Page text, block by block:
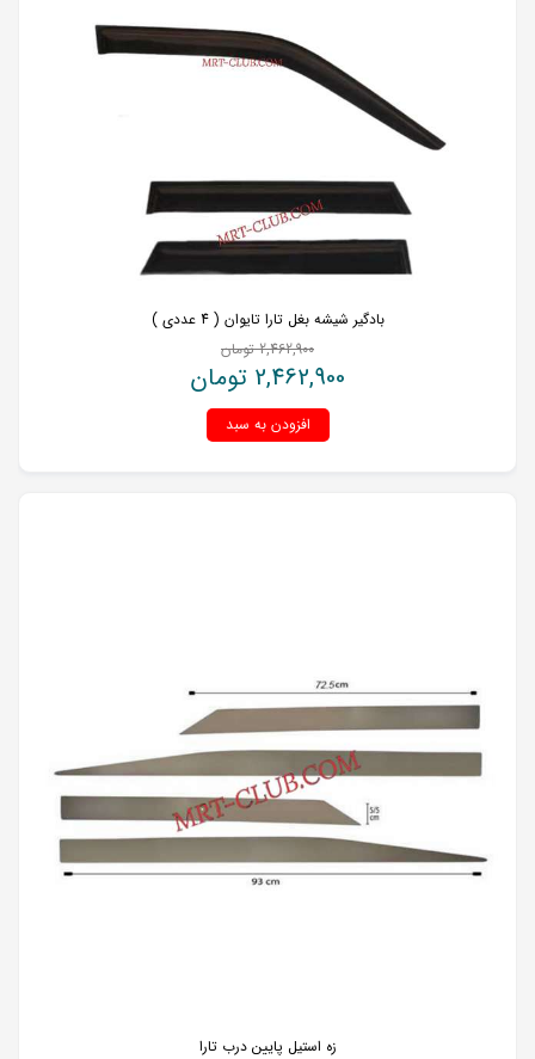
بادگیر شیشه بغل تارا تایوان ( 4 عددی )
2,462,900 تومان
2,462,900 تومان
افزودن به سبد
زه استیل پایین درب تارا